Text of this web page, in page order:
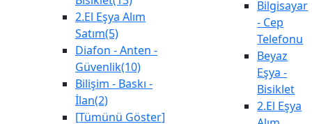
2.El Eşya Alım
Satım(5)
Diafon - Anten -
Güvenlik(10)
Bilişim - Baskı -
İlan(2)
[Tümünü Göster]
Bilgisayar
- Cep
Telefonu
Beyaz
Eşya -
Bisiklet
2.El Eşya